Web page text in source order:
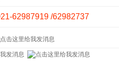
62987919 /62982737